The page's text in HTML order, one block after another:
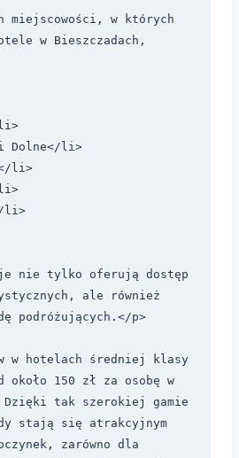
miejscowości, w których
w Bieszczadach,
nie tylko oferują dostęp
ale również
podróżujących.</p>
w hotelach średniej klasy
około 150 zł za osobę w
Dzięki tak szerokiej gamie
stają się atrakcyjnym
zarówno dla